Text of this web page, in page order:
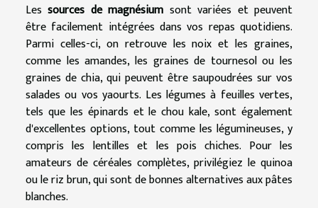
Lessources de magnésium sont variées et peuvent
être facilement intégrées dans vos repas quotidiens.
Parmi celles-ci, on retrouve les noix et les graines,
comme les amandes, les graines de tournesol ou les
graines de chia, qui peuvent être saupoudrées sur vos
salades ou vos yaourts. Les légumes à feuilles vertes,
tels que les épinards et le chou kale, sont également
d'excellentes options, tout comme les légumineuses, y
compris les lentilles et les pois chiches. Pour les
amateurs de céréales complètes, privilégiez le quinoa
ou le riz brun, qui sont de bonnes alternatives aux pâtes
blanches.